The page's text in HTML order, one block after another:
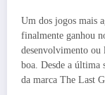
Um dos jogos mais
finalmente ganhou
desenvolvimento ou
boa. Desde a última
da marca The Last